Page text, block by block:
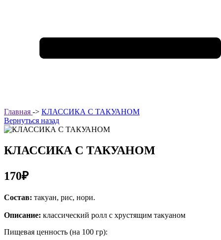
Главная -> КЛАССИКА С ТАКУАНОМ
Вернуться назад
КЛАССИКА С ТАКУАНОМ
170₽
Состав: такуан, рис, нори.
Описание: классический ролл с хрустящим такуаном
Пищевая ценность (на 100 гр):